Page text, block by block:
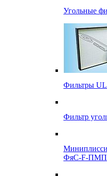
Угольные
Фильтры
Фильтр
ФяС-F-ПМП